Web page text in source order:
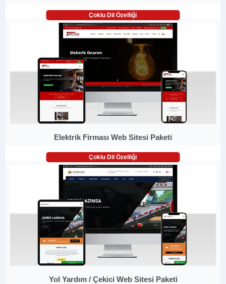
Çoklu Dil Özelliği
Elektrik Firması Web Sitesi Paketi
Çoklu Dil Özelliği
Yol Yardım / Çekici Web Sitesi Paketi